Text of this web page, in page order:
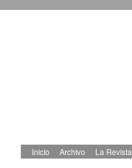
Saltar
Inicio Archivo La Revista